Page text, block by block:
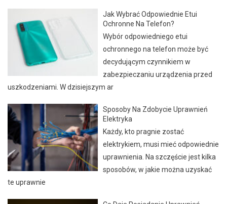
Jak Wybrać Odpowiednie Etui
Ochronne Na Telefon?
Wybór odpowiedniego etui
ochronnego na telefon może być
decydującym czynnikiem w
zabezpieczaniu urządzenia przed
uszkodzeniami. W dzisiejszym ar
Sposoby Na Zdobycie Uprawnień
Elektryka
Każdy, kto pragnie zostać
elektrykiem, musi mieć odpowiednie
uprawnienia. Na szczęście jest kilka
sposobów, w jakie można uzyskać
te uprawnie